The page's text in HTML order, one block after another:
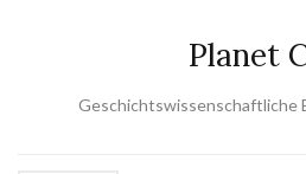
Planet
Geschichtswissenschaftliche